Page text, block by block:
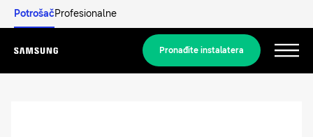
PotrošačProfesionalne
Menu
Pronađite instalatera